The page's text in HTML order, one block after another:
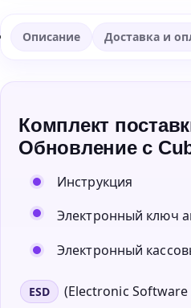
Описание Доставка и
Комплект
Обновление с
Инструкция
Электронный ключ
Электронный
ESD
(Electronic